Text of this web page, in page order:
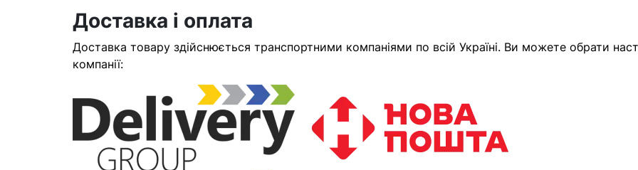
Оператор зв’яжеться з
Доставка і оплата
Доставка товару здійснюється транспортними компаніями по всій Україні. Ви можете обрати
компанії: